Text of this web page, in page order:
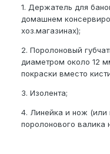
1. Держатель для
домашнем
хоз.магазинах);
2. Поролоновый
диаметром около 12
покраски вместо
3. Изолента;
4. Линейка и нож (или
поролонового валика